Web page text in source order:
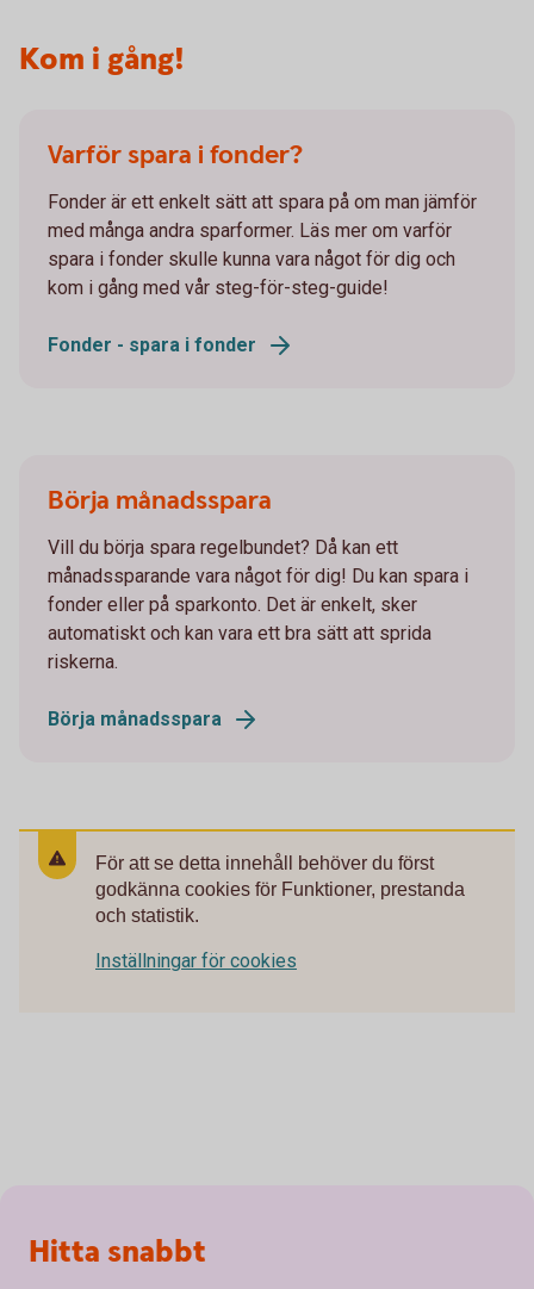
Kom i gång!
Varför spara i fonder?
Fonder är ett enkelt sätt att spara på om man jämför
med många andra sparformer. Läs mer om varför
spara i fonder skulle kunna vara något för dig och
kom i gång med vår steg-för-steg-guide!
Fonder - spara i fonder
Börja månadsspara
Vill du börja spara regelbundet? Då kan ett
månadssparande vara något för dig! Du kan spara i
fonder eller på sparkonto. Det är enkelt, sker
automatiskt och kan vara ett bra sätt att sprida
riskerna.
Börja månadsspara
För att se detta innehåll behöver du först
godkänna cookies för Funktioner, prestanda
och statistik.
Inställningar för cookies
Sidfot
Hitta snabbt